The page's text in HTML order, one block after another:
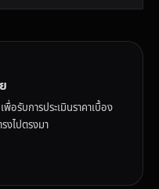
อรับการประเมินราคาเบื้อง
งไปตรงมา